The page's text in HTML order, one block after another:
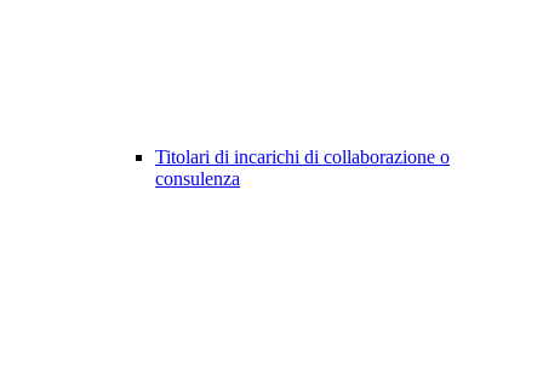
Titolari di incarichi di collaborazione o
consulenza